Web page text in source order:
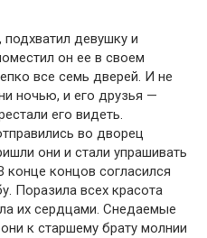
девушку и
он ее в своем
все семь дверей. И не
ночью, и его друзья —
его видеть.
во дворец
они и стали упрашивать
концов согласился
Поразила всех красота
их сердцами. Снедаемые
к старшему брату молнии